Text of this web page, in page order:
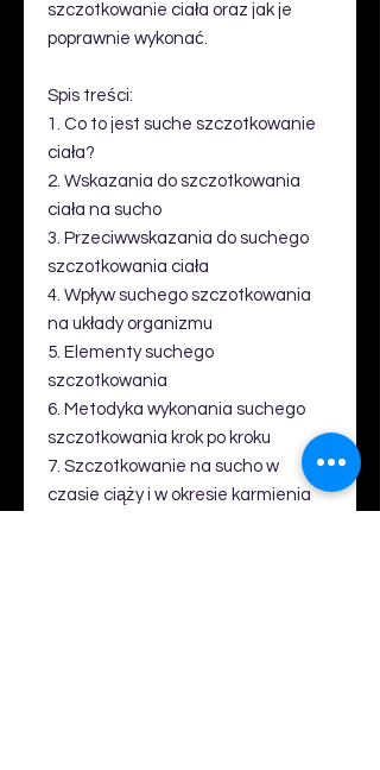
szczotkowanie ciała oraz jak je
poprawnie wykonać.
Spis treści:
1. Co to jest suche szczotkowanie
ciała?
2. Wskazania do szczotkowania
ciała na sucho
3. Przeciwwskazania do suchego
szczotkowania ciała
4. Wpływ suchego szczotkowania
na układy organizmu
5. Elementy suchego
szczotkowania
6. Metodyka wykonania suchego
szczotkowania krok po kroku
7. Szczotkowanie na sucho w
czasie ciąży i w okresie karmienia